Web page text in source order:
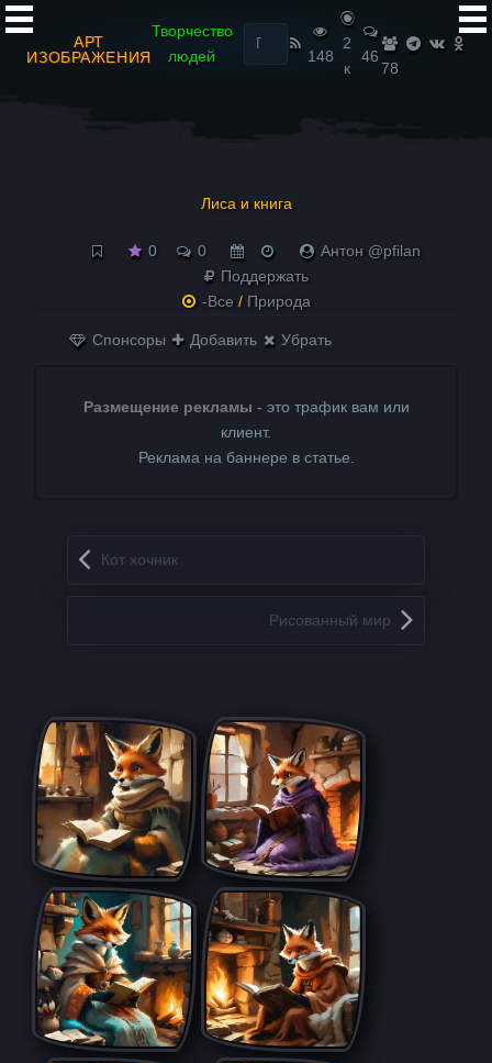
АРТ
ИЗОБРАЖЕНИЯ
Творчество
людей
Найти:
148
2
к
46
78
Лиса и книга
0 0
Антон @pfilan
Поддержать
-Все / Природа
Спонсоры Добавить Убрать
Размещение рекламы - это трафик вам или
клиент.
Реклама на баннере в статье.
Запись навигация
Кот хочник
Рисованный мир